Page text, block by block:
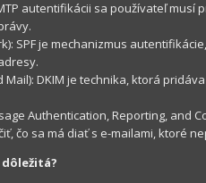
autentifikácii sa používateľ
SPF je mechanizmus
Mail): DKIM je technika, ktorá
Authentication, Reporting, and
čo sa má diať s e-mailami, ktoré
dôležitá?